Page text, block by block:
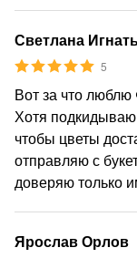
Светлана
5
Вот за что люблю
Хотя подкидываю
чтобы цветы
отправляю с
доверяю только
Ярослав Орлов